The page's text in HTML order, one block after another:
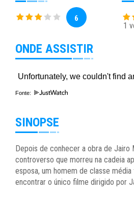
6
1
ONDE ASSISTIR
Fonte:
SINOPSE
Depois de conhecer a obra de Jairo
controverso que morreu na cadeia
esposa, um homem de classe
encontrar o único filme dirigido por